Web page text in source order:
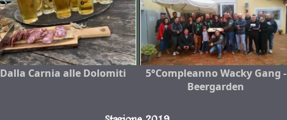
Dalla Carnia alle Dolomiti
5°Compleanno Wacky Gang -
Beergarden